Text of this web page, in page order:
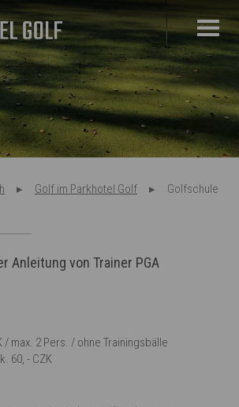
Golf im Parkhotel Golf Golfschule
Anleitung von Trainer PGA
/ max. 2 Pers. / ohne Trainingsbälle
60, - CZK